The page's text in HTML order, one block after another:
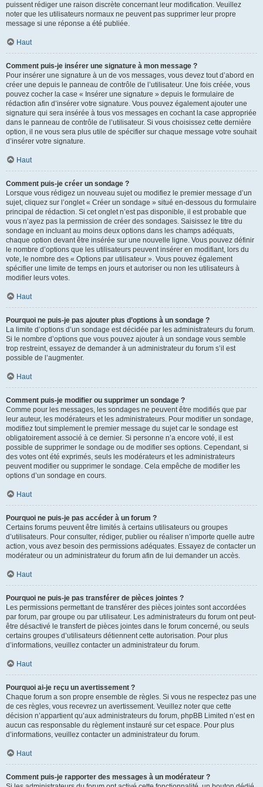
puissent rédiger une raison discrète concernant leur modification. Veuillez
noter que les utilisateurs normaux ne peuvent pas supprimer leur propre
message si une réponse a été publiée.
Haut
Comment puis-je insérer une signature à mon message ?
Pour insérer une signature à un de vos messages, vous devez tout d’abord en
créer une depuis le panneau de contrôle de l’utilisateur. Une fois créée, vous
pouvez cocher la case « Insérer une signature » depuis le formulaire de
rédaction afin d’insérer votre signature. Vous pouvez également ajouter une
signature qui sera insérée à tous vos messages en cochant la case appropriée
dans le panneau de contrôle de l’utilisateur. Si vous choisissez cette dernière
option, il ne vous sera plus utile de spécifier sur chaque message votre souhait
d’insérer votre signature.
Haut
Comment puis-je créer un sondage ?
Lorsque vous rédigez un nouveau sujet ou modifiez le premier message d’un
sujet, cliquez sur l’onglet « Créer un sondage » situé en-dessous du formulaire
principal de rédaction. Si cet onglet n’est pas disponible, il est probable que
vous n’ayez pas la permission de créer des sondages. Saisissez le titre du
sondage en incluant au moins deux options dans les champs adéquats,
chaque option devant être insérée sur une nouvelle ligne. Vous pouvez définir
le nombre d’options que les utilisateurs peuvent insérer en modifiant, lors du
vote, le nombre des « Options par utilisateur ». Vous pouvez également
spécifier une limite de temps en jours et autoriser ou non les utilisateurs à
modifier leurs votes.
Haut
Pourquoi ne puis-je pas ajouter plus d’options à un sondage ?
La limite d’options d’un sondage est décidée par les administrateurs du forum.
Si le nombre d’options que vous pouvez ajouter à un sondage vous semble
trop restreint, essayez de demander à un administrateur du forum s’il est
possible de l’augmenter.
Haut
Comment puis-je modifier ou supprimer un sondage ?
Comme pour les messages, les sondages ne peuvent être modifiés que par
leur auteur, les modérateurs et les administrateurs. Pour modifier un sondage,
modifiez tout simplement le premier message du sujet car le sondage est
obligatoirement associé à ce dernier. Si personne n’a encore voté, il est
possible de supprimer le sondage ou de modifier ses options. Cependant, si
des votes ont été exprimés, seuls les modérateurs et les administrateurs
peuvent modifier ou supprimer le sondage. Cela empêche de modifier les
options d’un sondage en cours.
Haut
Pourquoi ne puis-je pas accéder à un forum ?
Certains forums peuvent être limités à certains utilisateurs ou groupes
d’utilisateurs. Pour consulter, rédiger, publier ou réaliser n’importe quelle autre
action, vous avez besoin des permissions adéquates. Essayez de contacter un
modérateur ou un administrateur du forum afin de lui demander un accès.
Haut
Pourquoi ne puis-je pas transférer de pièces jointes ?
Les permissions permettant de transférer des pièces jointes sont accordées
par forum, par groupe ou par utilisateur. Les administrateurs du forum ont peut-
être désactivé le transfert de pièces jointes dans le forum concerné, ou seuls
certains groupes d’utilisateurs détiennent cette autorisation. Pour plus
d’informations, veuillez contacter un administrateur du forum.
Haut
Pourquoi ai-je reçu un avertissement ?
Chaque forum a son propre ensemble de règles. Si vous ne respectez pas une
de ces règles, vous recevrez un avertissement. Veuillez noter que cette
décision n’appartient qu’aux administrateurs du forum, phpBB Limited n’est en
aucun cas responsable du règlement instauré sur cet espace. Pour plus
d’informations, veuillez contacter un administrateur du forum.
Haut
Comment puis-je rapporter des messages à un modérateur ?